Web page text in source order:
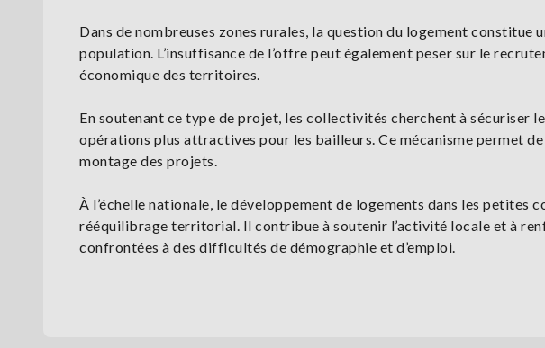
Dans de nombreuses zones rurales, la question du logement constitue
population. L’insuffisance de l’offre peut également peser sur le
économique des territoires.
En soutenant ce type de projet, les collectivités cherchent à sécuriser
opérations plus attractives pour les bailleurs. Ce mécanisme permet
montage des projets.
À l’échelle nationale, le développement de logements dans les petites
rééquilibrage territorial. Il contribue à soutenir l’activité locale et à
confrontées à des difficultés de démographie et d’emploi.